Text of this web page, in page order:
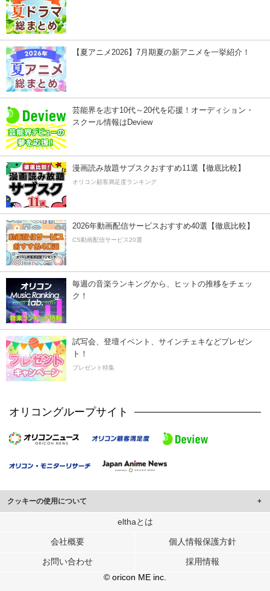
【夏アニメ2026】7月期夏の新アニメを一挙紹介！
芸能界を志す10代～20代を応援！オーディション・
スクール情報はDeview
漫画読み放題サブスクおすすめ11選【徹底比較】
オリコン顧客満足度ランキング
2026年動画配信サービスおすすめ40選【徹底比較】
CS動画配信サービス20選
毎週の音楽ランキングから、ヒットの推移をチェッ
ク！
試写会、登壇イベント、サインチェキなどプレゼン
ト！
プレゼント特集
オリコングループサイト
クッキーの使用について
このサイトでは Cookie を使用して、ユーザーに合わせたコンテンツや広告の
行っています。
メディアや広告配信、データ解析の各パートナーに提供しています。
各パートナーは、この情報とユーザーが各パートナーに提供した他の情報や、
ユーザーが各パートナーのサービスを使用したときに収集した他の情報を組み
elthaとは
会社概要 個人情報保護方針
お問い合わせ
採用情報
© oricon ME inc.